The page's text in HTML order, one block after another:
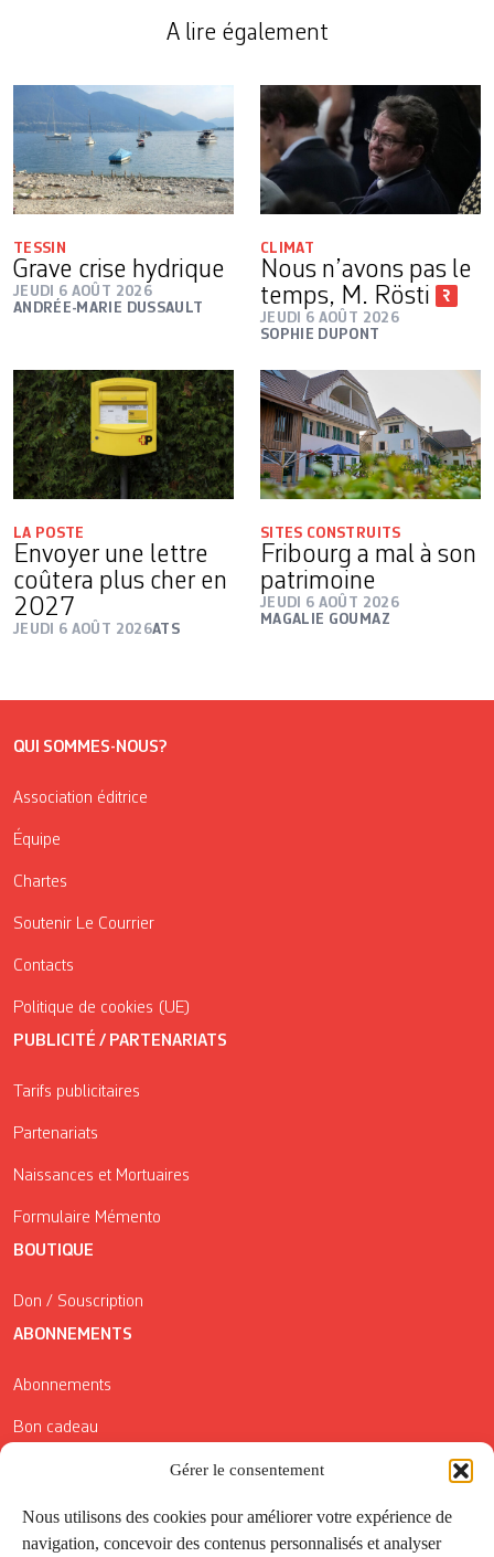
Gérer le consentement
Nous utilisons des cookies pour améliorer votre expérience de
navigation, concevoir des contenus personnalisés et analyser
A lire également
TESSIN
Grave crise hydrique
JEUDI 6 AOÛT 2026
ANDRÉE-MARIE DUSSAULT
CLIMAT
Nous n’avons pas le
temps, M. Rösti
JEUDI 6 AOÛT 2026
SOPHIE DUPONT
LA POSTE
Envoyer une lettre
coûtera plus cher en
2027
JEUDI 6 AOÛT 2026ATS
SITES CONSTRUITS
Fribourg a mal à son
patrimoine
JEUDI 6 AOÛT 2026
MAGALIE GOUMAZ
QUI SOMMES-NOUS?
Association éditrice
Équipe
Chartes
Soutenir Le Courrier
Contacts
Politique de cookies (UE)
PUBLICITÉ / PARTENARIATS
Tarifs publicitaires
Partenariats
Naissances et Mortuaires
Formulaire Mémento
BOUTIQUE
Don / Souscription
ABONNEMENTS
Abonnements
Bon cadeau
Conditions générales de vente
Réductions de la Carte Côté Courrier